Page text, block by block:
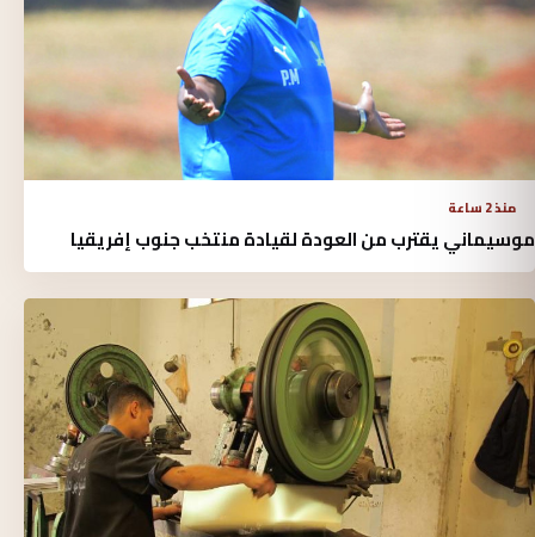
منذ 2 ساعة
موسيماني يقترب من العودة لقيادة منتخب جنوب إفريقيا